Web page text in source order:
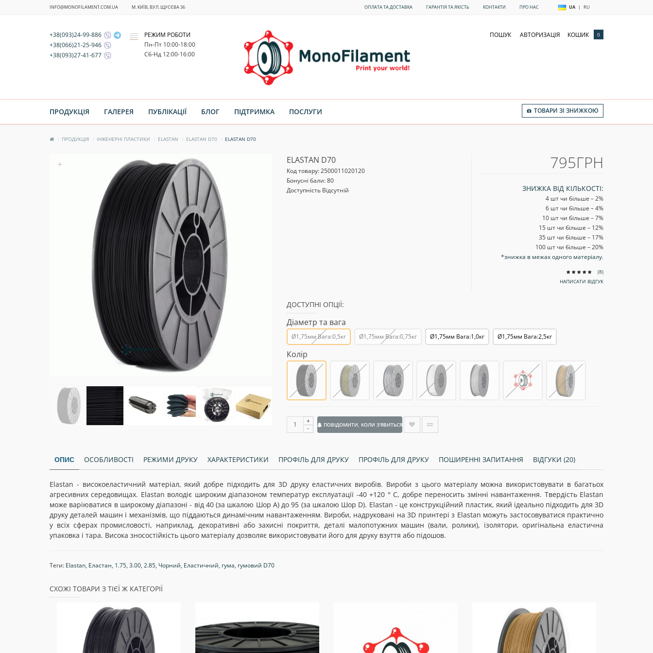
INFO@MONOFILAMENT.COM.UA М. КИЇВ, ВУЛ. ЩУСЄВА 36 ОПЛАТА ТА ДОСТАВКА ГАРАНТІЯ ТА ЯКІСТЬ КОНТАКТИ ПРО НАС UA | RU
+38(093)24-99-886
+38(066)21-25-946
+38(093)27-41-677
РЕЖИМ РОБОТИ
Пн-Пт 10:00-18:00
Cб-Нд 12:00-16:00
ПОШУК АВТОРИЗАЦІЯ КОШИК 0
ПРОДУКЦІЯ ГАЛЕРЕЯ ПУБЛІКАЦІЇ БЛОГ ПІДТРИМКА ПОСЛУГИ ТОВАРИ ЗІ ЗНИЖКОЮ
ПРОДУКЦІЯ ІНЖЕНЕРНІ ПЛАСТИКИ ELASTAN ELASTAN D70 ELASTAN D70
+ ELASTAN D70
Код товару:2500011020120
Бонусні бали: 80
Доступність Відсутній
795ГРН
ЗНИЖКА ВІД КІЛЬКОСТІ:
4 шт чи більше – 2%
6 шт чи більше – 4%
10 шт чи більше – 7%
15 шт чи більше – 12%
35 шт чи більше – 17%
100 шт чи більше – 20%
*знижка в межах одного матеріалу.
(8)
НАПИСАТИ ВІДГУК
ДОСТУПНІ ОПЦІЇ:
Діаметр та вага
Ø1,75мм Вага:0,5кг Ø1,75мм Вага:0,75кг Ø1,75мм Вага:1,0кг Ø1,75мм Вага:2,5кг
Колір
+
-
ПОВІДОМИТИ, КОЛИ З'ЯВИТЬСЯ
ОПИС ОСОБЛИВОСТІ РЕЖИМИ ДРУКУ ХАРАКТЕРИСТИКИ ПРОФІЛЬ ДЛЯ ДРУКУ ПРОФІЛЬ ДЛЯ ДРУКУ ПОШИРЕННІ ЗАПИТАННЯ ВІДГУКИ (20)
Elastan - високоеластичний матеріал, який добре підходить для 3D друку еластичних виробів. Вироби з цього матеріалу можна використовувати в багатьох
агресивних середовищах. Elastan володіє широким діапазоном температур експлуатації -40 +120 ° С, добре переносить змінні навантаження. Твердість Elastan
може варіюватися в широкому діапазоні - від 40 (за шкалою Шор А) до 95 (за шкалою Шор D). Elastan - це конструкційний пластик, який ідеально підходить для 3D
друку деталей машин і механізмів, що піддаються динамічним навантаженням. Вироби, надруковані на 3D принтері з Elastan можуть застосовуватися практично
у всіх сферах промисловості, наприклад, декоративні або захисні покриття, деталі малопотужних машин (вали, ролики), ізолятори, оригінальна еластична
упаковка і тара. Висока зносостійкість цього матеріалу дозволяє використовувати його для друку взуття або підошов.
Теги: Elastan, Еластан, 1.75, 3.00, 2.85, Чорний, Еластичний, гума, гумовий D70
СХОЖІ ТОВАРИ З ТІЄЇ Ж КАТЕГОРІЇ